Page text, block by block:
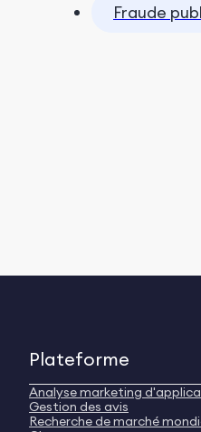
Fraude
Plateforme
Analyse marketing
Gestion des avis
Recherche de marché